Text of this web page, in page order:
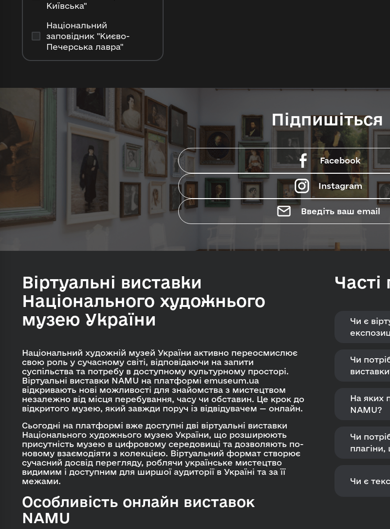
Київська"
Національний
заповідник "Києво-
Печерська лавра"
Підпишіться
Facebook
Instagram
Введіть ваш email
Віртуальні виставки
Національного художнього
музею України
Національний художній музей України активно переосмислює
свою роль у сучасному світі, відповідаючи на запити
суспільства та потребу в доступному культурному просторі.
Віртуальні виставки NAMU на платформі emuseum.ua
відкривають нові можливості для знайомства з мистецтвом
незалежно від місця перебування, часу чи обставин. Це крок до
відкритого музею, який завжди поруч із відвідувачем — онлайн.
Сьогодні на платформі вже доступні дві віртуальні виставки
Національного художнього музею України, що розширюють
присутність музею в цифровому середовищі та дозволяють по-
новому взаємодіяти з колекцією. Віртуальний формат створює
сучасний досвід перегляду, роблячи українське мистецтво
видимим і доступним для ширшої аудиторії в Україні та за її
межами.
Особливість онлайн виставок
NAMU
Часті
Чи є
Чи
На яких
NAMU?
Чи
Чи є